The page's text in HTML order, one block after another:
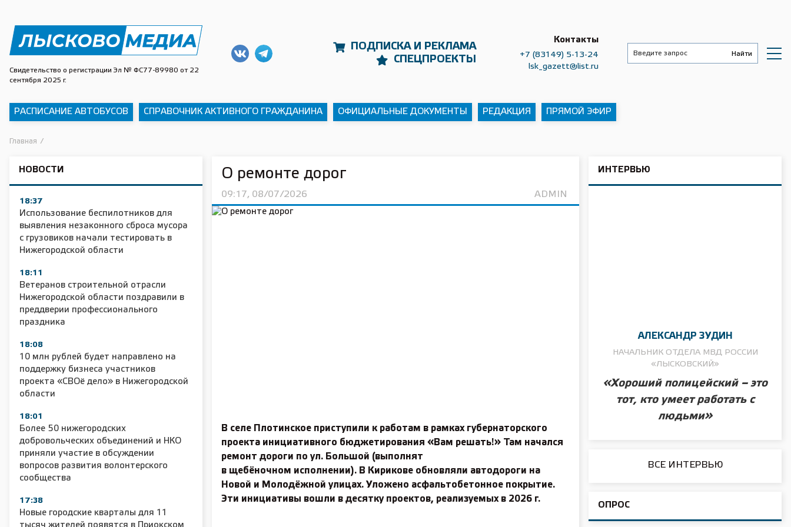
Свидетельство о регистрации Эл № ФС77-89980 от 22
сентября 2025 г.
ПОДПИСКА И РЕКЛАМА
СПЕЦПРОЕКТЫ
Контакты
+7 (83149) 5-13-24
lsk_gazett@list.ru
РАСПИСАНИЕ АВТОБУСОВ СПРАВОЧНИК АКТИВНОГО ГРАЖДАНИНА ОФИЦИАЛЬНЫЕ ДОКУМЕНТЫ РЕДАКЦИЯ ПРЯМОЙ ЭФИР
Главная /
НОВОСТИ
18:37
Использование беспилотников для
выявления незаконного сброса мусора
с грузовиков начали тестировать в
Нижегородской области
18:11
Ветеранов строительной отрасли
Нижегородской области поздравили в
преддверии профессионального
праздника
18:08
10 млн рублей будет направлено на
поддержку бизнеса участников
проекта «СВОё дело» в Нижегородской
области
18:01
Более 50 нижегородских
добровольческих объединений и НКО
приняли участие в обсуждении
вопросов развития волонтерского
сообщества
17:38
Новые городские кварталы для 11
тысяч жителей появятся в Приокском
О ремонте дорог
09:17, 08/07/2026 ADMIN
В селе Плотинское приступили к работам в рамках губернаторского
проекта инициативного бюджетирования «Вам решать!» Там начался
ремонт дороги по ул. Большой (выполнят
в щебёночном исполнении). В Кирикове обновляли автодороги на
Новой и Молодёжной улицах. Уложено асфальтобетонное покрытие.
Эти инициативы вошли в десятку проектов, реализуемых в 2026 г.
ИНТЕРВЬЮ
АЛЕКСАНДР ЗУДИН
НАЧАЛЬНИК ОТДЕЛА МВД РОССИИ
«ЛЫСКОВСКИЙ»
«Хороший полицейский – это
тот, кто умеет работать с
людьми»
ВСЕ ИНТЕРВЬЮ
ОПРОС